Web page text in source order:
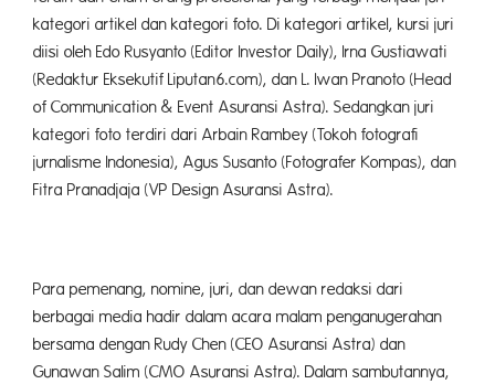
kategori artikel dan kategori foto. Di kategori artikel, kursi juri
diisi oleh Edo Rusyanto (Editor Investor Daily), Irna Gustiawati
(Redaktur Eksekutif Liputan6.com), dan L. Iwan Pranoto (Head
of Communication & Event Asuransi Astra). Sedangkan juri
kategori foto terdiri dari Arbain Rambey (Tokoh fotografi
jurnalisme Indonesia), Agus Susanto (Fotografer Kompas), dan
Fitra Pranadjaja (VP Design Asuransi Astra).
Para pemenang, nomine, juri, dan dewan redaksi dari
berbagai media hadir dalam acara malam penganugerahan
bersama dengan Rudy Chen (CEO Asuransi Astra) dan
Gunawan Salim (CMO Asuransi Astra). Dalam sambutannya,